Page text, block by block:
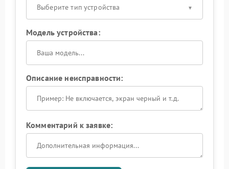
Выберите тип устройства
Модель устройства:
Описание неисправности:
Комментарий к заявке: